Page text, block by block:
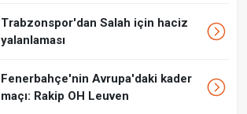
Trabzonspor'dan Salah için haciz
yalanlaması
Fenerbahçe'nin Avrupa'daki kader
maçı: Rakip OH Leuven